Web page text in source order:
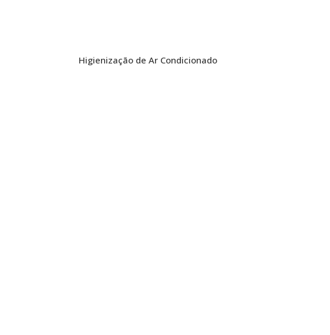
Higienização de Ar Condicionado